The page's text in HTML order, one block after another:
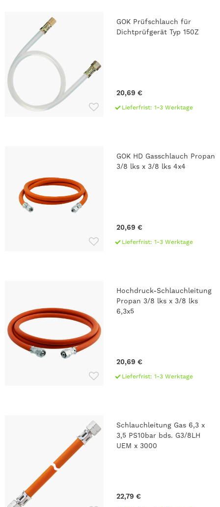
GOK Prüfschlauch für
Dichtprüfgerät Typ 150Z
20,69 €
Lieferfrist: 1-3 Werktage
GOK HD Gasschlauch Propan
3/8 lks x 3/8 lks 4x4
20,69 €
Lieferfrist: 1-3 Werktage
Linksgewinde
kältebeständig bis -30°C
nicht geeignet für
Gaskocher, Gasherde,
Hochdruck-Schlauchleitung
Propan 3/8 lks x 3/8 lks
6,3x5
20,69 €
Lieferfrist: 1-3 Werktage
Schlauchleitung Gas 6,3 x
3,5 PS10bar bds. G3/8LH
UEM x 3000
22,79 €